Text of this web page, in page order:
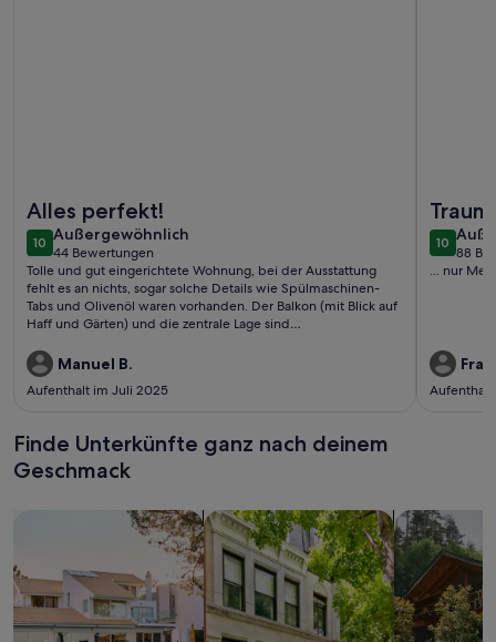
Alles perfekt!
1010 von 10
Außergewöhnlich
außergewöhnlich
44 Bewertungen
(44
bewertungen)
Tolle und gut eingerichtete Wohnung, bei der Ausstattung
fehlt es an nichts, sogar solche Details wie Spülmaschinen-
Tabs und Olivenöl waren vorhanden. Der Balkon (mit Blick auf
Haff und Gärten) und die zentrale Lage sind
Manuel B.
Aufenthalt im Juli 2025
1010 von
88
(88
... nur
Finde Unterkünfte ganz nach deinem
Geschmack
Suche nach FerienhäusernSuche nach Ferienwohnungen oder
Suche nach